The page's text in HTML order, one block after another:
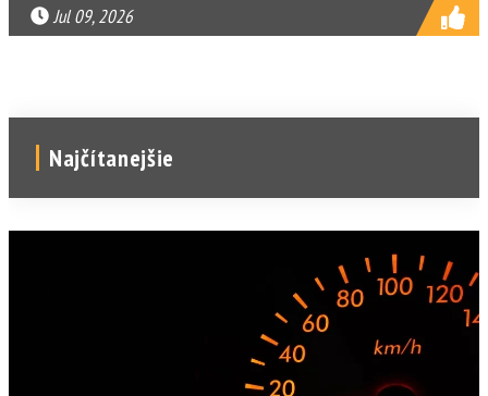
Jul 09, 2026
Najčítanejšie